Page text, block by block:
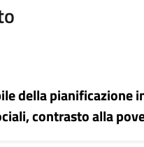
della pianificazione
contrasto alla